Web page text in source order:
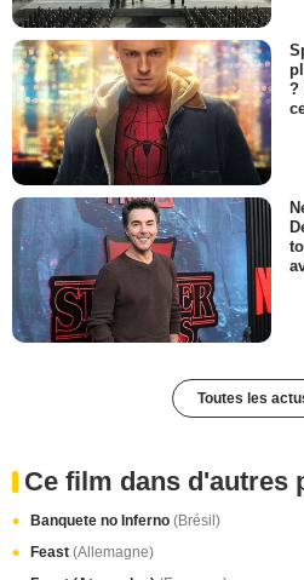
?
Toutes les
Ce film dans d'autres
Banquete no Inferno (Brésil)
Feast (Allemagne)